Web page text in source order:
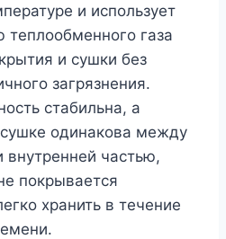
и использует
теплообменного газа
и сушки без
загрязнения.
стабильна, а
одинакова между
внутренней частью,
покрывается
хранить в течение